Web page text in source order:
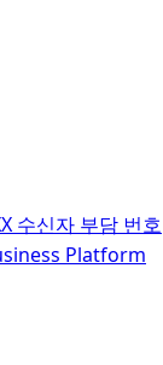
수신자 부담 번호
Platform